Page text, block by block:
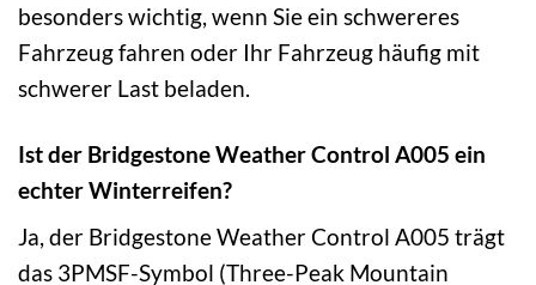
besonders wichtig, wenn Sie ein schwereres
Fahrzeug fahren oder Ihr Fahrzeug häufig mit
schwerer Last beladen.
Ist der Bridgestone Weather Control A005 ein
echter Winterreifen?
Ja, der Bridgestone Weather Control A005 trägt
das 3PMSF-Symbol (Three-Peak Mountain